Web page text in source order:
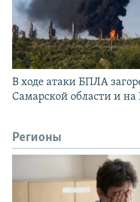
В ходе атаки БПЛА
Самарской области и на
Регионы